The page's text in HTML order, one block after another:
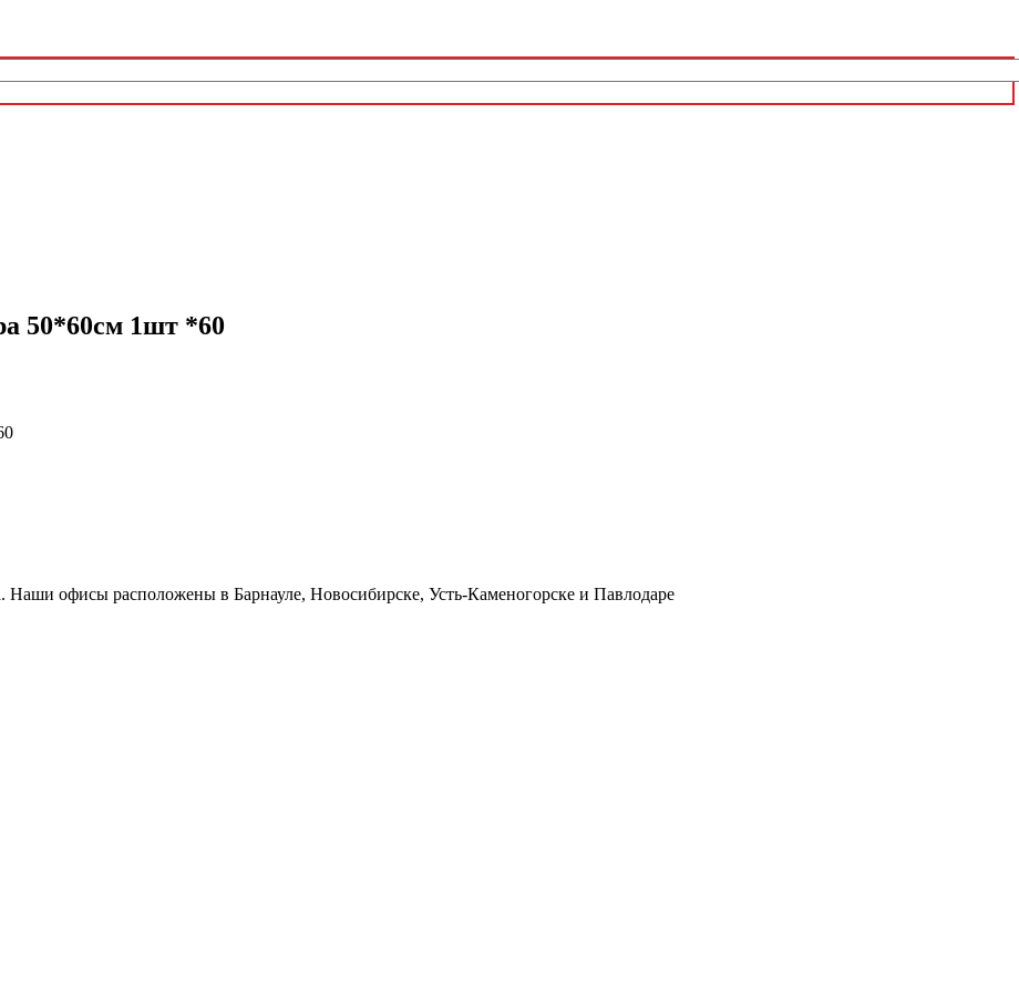
50*60см 1шт *60
Наши офисы расположены в Барнауле, Новосибирске, Усть-Каменогорске и Павлодаре